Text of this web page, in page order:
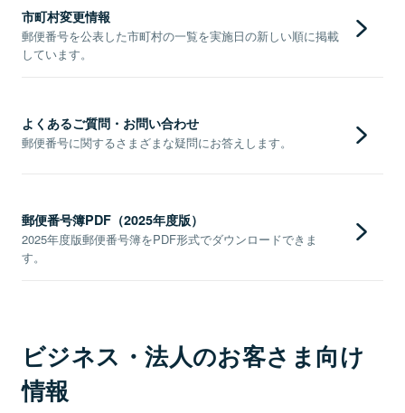
市町村変更情報
郵便番号を公表した市町村の一覧を実施日の新しい順に掲載
しています。
よくあるご質問・お問い合わせ
郵便番号に関するさまざまな疑問にお答えします。
郵便番号簿PDF（2025年度版）
2025年度版郵便番号簿をPDF形式でダウンロードできま
す。
ビジネス・法人のお客さま向け
情報